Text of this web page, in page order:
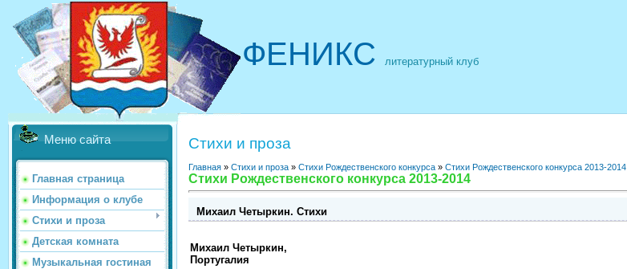
ФЕНИКС литературный клуб
Меню сайта
Главная страница
Информация о клубе
Стихи и проза
Детская комната
Музыкальная гостиная
Стихи и проза
Главная » Стихи и проза » Стихи Рождественского конкурса » Стихи Рождественского конкурса 2013-2014
Стихи Рождественского конкурса 2013-2014
Михаил Четыркин. Стихи
Михаил Четыркин,
Португалия